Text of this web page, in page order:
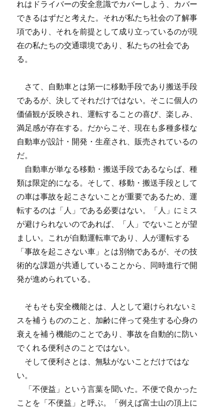
れはドライバーの安全意識でカバーしよう、カバー
できるはずだと考えた。それが私たち社会の了解事
項であり、それを前提として成り立っているのが現
在の私たちの交通環境であり、私たちの社会であ
る。
さて、自動車とは第一に移動手段であり搬送手段
であるが、決してそれだけではない。そこに個人の
価値観が反映され、運転することの喜び、楽しみ、
満足感が存在する。だからこそ、現在も多種多様な
自動車が設計・開発・生産され、販売されているの
だ。
自動車が単なる移動・搬送手段であるならば、種
類は限定的になる。そして、移動・搬送手段として
の車は事故を起こさないことが重要であるため、運
転するのは「人」である必要はない。「人」にミス
が避けられないのであれば、「人」でないことが望
ましい。これが自動運転車であり、人が運転する
「事故を起こさない車」とは別物であるが、その技
術的な課題が共通していることから、同時進行で開
発が進められている。
そもそも安全機能とは、人として避けられないミ
スを補うもののこと、加齢に伴って発生する心身の
衰えを補う機能のことであり、事故を自動的に防い
でくれる便利さのことではない。
そして便利さとは、無駄がないことだけではな
い。
「不便益」という言葉を聞いた。不便で良かった
ことを「不便益」と呼ぶ。「例えば富士山の頂上に